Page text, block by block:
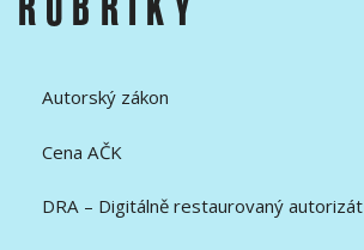
Autorský zákon
Cena AČK
DRA – Digitálně restaurovaný autorizát